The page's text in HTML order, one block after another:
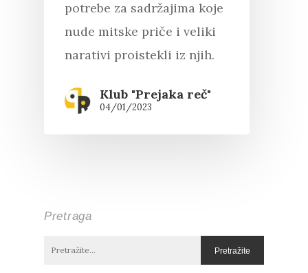
Pritisnite "Enter" da pretražite ili
"Esc" da izađete
potrebe za sadržajima koje
nude mitske priče i veliki
narativi proistekli iz njih.
Klub "Prejaka reč"
04/01/2023
Pretraga